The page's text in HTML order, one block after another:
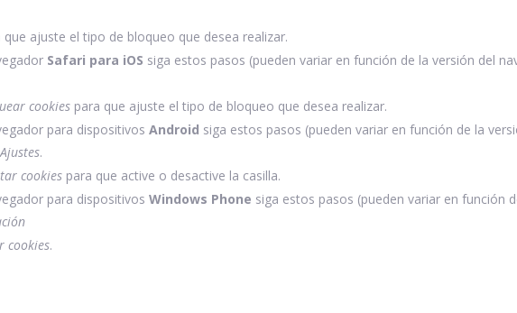
que ajuste el tipo de bloqueo que desea realizar.
Safari para iOS siga estos pasos (pueden variar en función de la versión del
cookies para que ajuste el tipo de bloqueo que desea realizar.
para dispositivos Android siga estos pasos (pueden variar en función de la
Ajustes.
cookies para que active o desactive la casilla.
para dispositivos Windows Phone siga estos pasos (pueden variar en función
cookies.